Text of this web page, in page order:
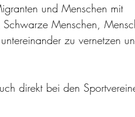
und Menschen mit
Menschen,
zu vernetzen
direkt bei den